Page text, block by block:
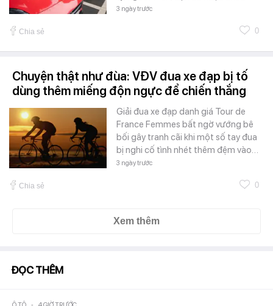
3 ngày trước
Chia sẻ 0
Chuyện thật như đùa: VĐV đua xe đạp bị tố
dùng thêm miếng độn ngực để chiến thắng
Giải đua xe đạp danh giá Tour de
France Femmes bất ngờ vướng bê
bối gây tranh cãi khi một số tay đua
bị nghi cố tình nhét thêm đệm vào…
3 ngày trước
Chia sẻ 0
Xem thêm
ĐỌC THÊM